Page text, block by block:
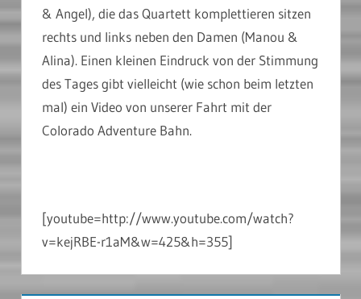
& Angel), die das Quartett komplettieren sitzen
rechts und links neben den Damen (Manou &
Alina). Einen kleinen Eindruck von der Stimmung
des Tages gibt vielleicht (wie schon beim letzten
mal) ein Video von unserer Fahrt mit der
Colorado Adventure Bahn.
[youtube=http://www.youtube.com/watch?
v=kejRBE-r1aM&w=425&h=355]